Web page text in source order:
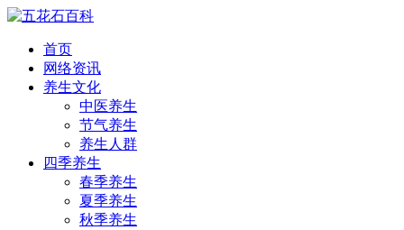
首页
网络资讯
养生文化
中医养生
节气养生
养生人群
四季养生
春季养生
夏季养生
秋季养生